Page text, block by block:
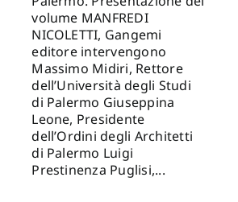
volume MANFREDI
NICOLETTI, Gangemi
editore intervengono
Massimo Midiri, Rettore
dell’Università degli Studi
di Palermo Giuseppina
Leone, Presidente
dell’Ordini degli Architetti
di Palermo Luigi
Prestinenza Puglisi,...